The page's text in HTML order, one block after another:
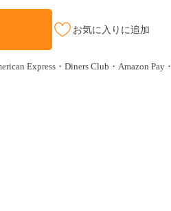
お気に入りに追加
Express・Diners Club・Amazon Pay